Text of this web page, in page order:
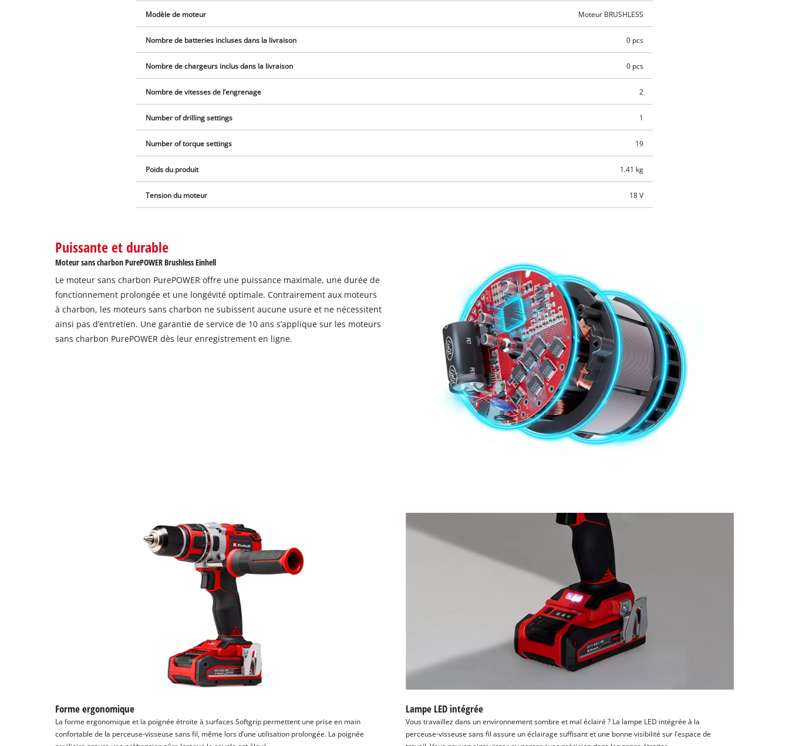
Modèle de moteur Moteur BRUSHLESS
Nombre de batteries incluses dans la livraison 0 pcs
Nombre de chargeurs inclus dans la livraison 0 pcs
Nombre de vitesses de l’engrenage 2
Number of drilling settings 1
Number of torque settings 19
Poids du produit 1.41 kg
Tension du moteur 18 V
Puissante et durable
Moteur sans charbon PurePOWER Brushless Einhell
Le moteur sans charbon PurePOWER offre une puissance maximale, une durée de
fonctionnement prolongée et une longévité optimale. Contrairement aux moteurs
à charbon, les moteurs sans charbon ne subissent aucune usure et ne nécessitent
ainsi pas d’entretien. Une garantie de service de 10 ans s’applique sur les moteurs
sans charbon PurePOWER dès leur enregistrement en ligne.
Forme ergonomique
La forme ergonomique et la poignée étroite à surfaces Softgrip permettent une prise en main
confortable de la perceuse-visseuse sans fil, même lors d’une utilisation prolongée. La poignée
Lampe LED intégrée
Vous travaillez dans un environnement sombre et mal éclairé ? La lampe LED intégrée à la
perceuse-visseuse sans fil assure un éclairage suffisant et une bonne visibilité sur l’espace de